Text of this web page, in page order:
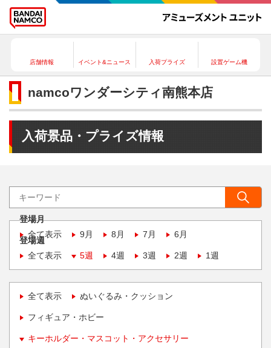
店舗情報 イベント&ニュース 入荷プライズ 設置ゲーム機
namcoワンダーシティ南熊本店
入荷景品・プライズ情報
登場月
全て表示
9月 8月 7月 6月
登場週
全て表示
5週 4週 3週 2週 1週
全て表示 ぬいぐるみ・クッション
フィギュア・ホビー
キーホルダー・マスコット・アクセサリー